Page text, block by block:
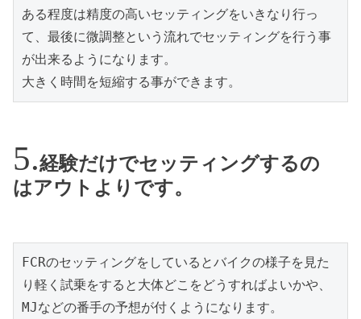
ある程度は精度の高いセッティングをいきなり行っ
て、最後に微調整という流れでセッティングを行う事
が出来るようになります。
大きく時間を短縮する事ができます。
経験だけでセッティングするの
はアウトよりです。
FCRのセッティングをしているとバイクの様子を見た
り軽く試乗をすると大体どこをどうすればよいかや、
MJなどの番手の予想が付くようになります。